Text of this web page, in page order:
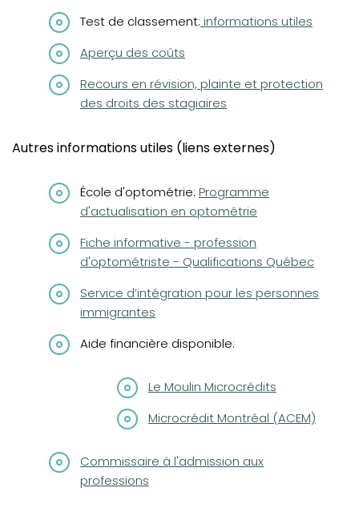
Test de classement: informations utiles
Aperçu des coûts
(opens in a new tab)
Recours en révision, plainte et protection
des droits des stagiaires
Autres informations utiles (liens externes)
École d'optométrie: (opens in a new tab)
Programme
d'actualisation en optométrie
(opens in a new tab)
Fiche informative - profession
d'optométriste - Qualifications Québec
(opens in a new tab)
Service d’intégration pour les personnes
immigrantes
Aide financière disponible:
(opens in a new tab)
Le Moulin Microcrédits
(opens in a new tab)
Microcrédit Montréal (ACEM)
(opens in a new tab)
Commissaire à l'admission aux
professions